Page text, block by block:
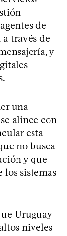
de
través de
y
una
alinee con
esta
no busca
y que
los sistemas
Uruguay
niveles